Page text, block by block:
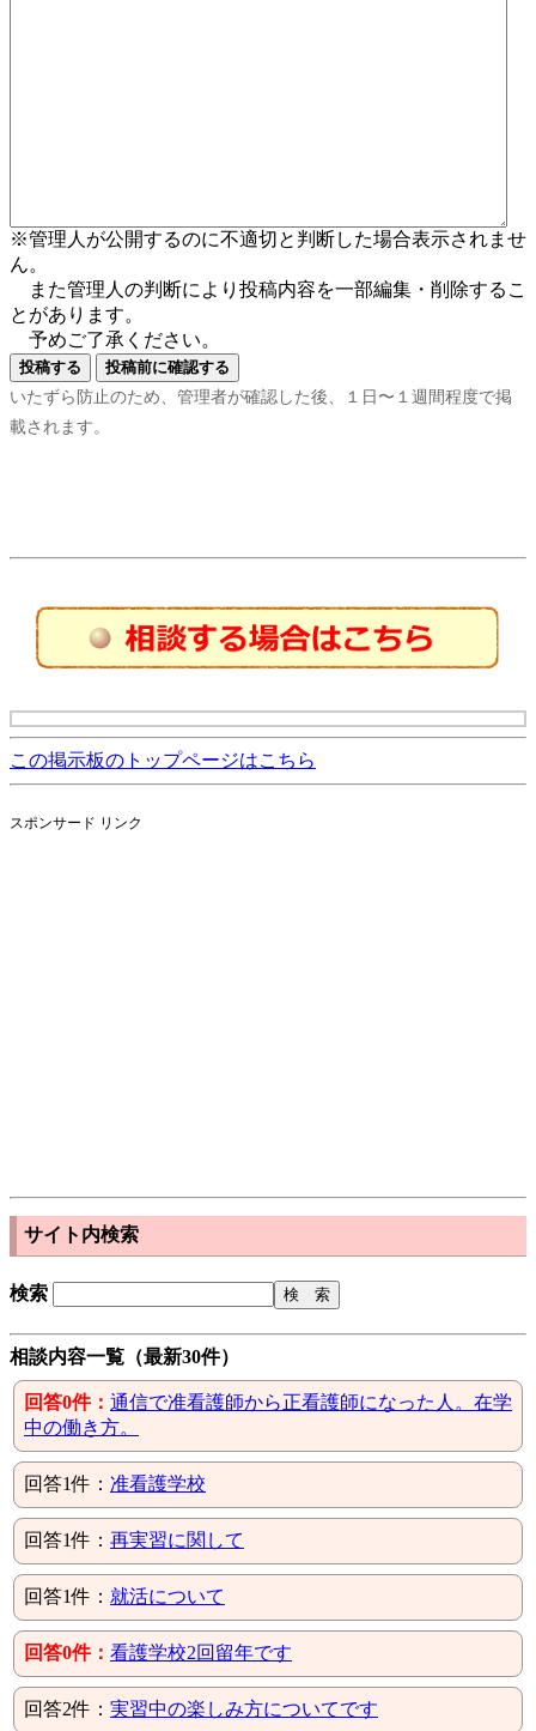
※管理人が公開するのに不適切と判断した場合表示されませ
ん。
また管理人の判断により投稿内容を一部編集・削除するこ
とがあります。
予めご了承ください。
いたずら防止のため、管理者が確認した後、１日〜１週間程度で掲
載されます。
この掲示板のトップページはこちら
スポンサード リンク
サイト内検索
検索
相談内容一覧（最新30件）
回答0件： 通信で准看護師から正看護師になった人。在学
中の働き方。
回答1件： 准看護学校
回答1件： 再実習に関して
回答1件： 就活について
回答0件： 看護学校2回留年です
回答2件： 実習中の楽しみ方についてです